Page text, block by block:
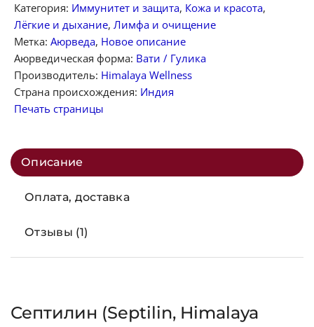
Категория: Иммунитет и защита, Кожа и красота,
Лёгкие и дыхание, Лимфа и очищение
Метка: Аюрведа, Новое описание
Аюрведическая форма: Вати / Гулика
Производитель: Himalaya Wellness
Страна происхождения: Индия
Печать страницы
Описание
Оплата, доставка
Отзывы (1)
Септилин (Septilin, Himalaya